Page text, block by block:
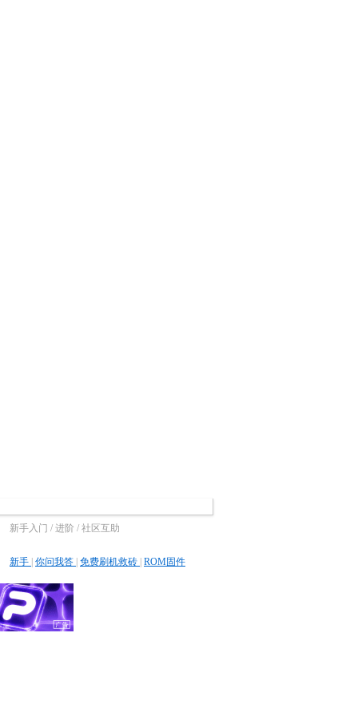
新手入门 / 进阶 / 社区互助
新手 | 你问我答 | 免费刷机救砖 | ROM固件